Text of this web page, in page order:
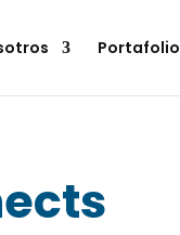
Portafolio